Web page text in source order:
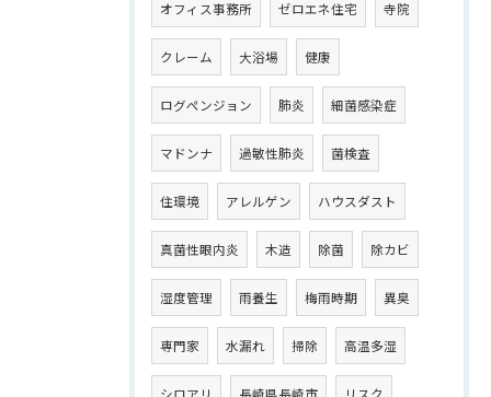
オフィス事務所 ゼロエネ住宅 寺院
クレーム 大浴場 健康
ログペンジョン 肺炎 細菌感染症
マドンナ 過敏性肺炎 菌検査
住環境 アレルゲン ハウスダスト
真菌性眼内炎 木造 除菌 除カビ
湿度管理 雨養生 梅雨時期 異臭
専門家 水漏れ 掃除 高温多湿